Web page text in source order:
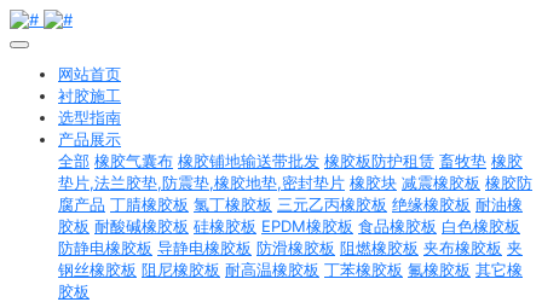
网站首页
衬胶施工
选型指南
产品展示
全部 橡胶气囊布 橡胶铺地输送带批发 橡胶板防护租赁 畜牧垫 橡胶
垫片,法兰胶垫,防震垫,橡胶地垫,密封垫片 橡胶块 减震橡胶板 橡胶防
腐产品 丁腈橡胶板 氯丁橡胶板 三元乙丙橡胶板 绝缘橡胶板 耐油橡
胶板 耐酸碱橡胶板 硅橡胶板 EPDM橡胶板 食品橡胶板 白色橡胶板
防静电橡胶板 导静电橡胶板 防滑橡胶板 阻燃橡胶板 夹布橡胶板 夹
钢丝橡胶板 阻尼橡胶板 耐高温橡胶板 丁苯橡胶板 氟橡胶板 其它橡
胶板